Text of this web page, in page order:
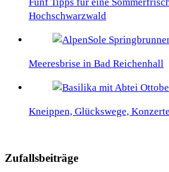
Hochschwarzwald
Meeresbrise in Bad Reichenhall
Kneippen, Glückswege,
Zufallsbeiträge